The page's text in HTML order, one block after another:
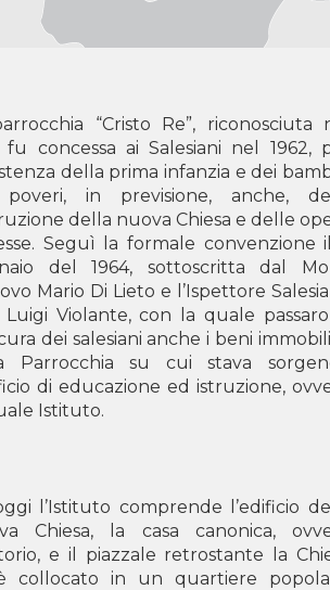
“Cristo Re”, riconosciuta
fu concessa ai Salesiani nel 1962,
della prima infanzia e dei
in previsione, anche,
della nuova Chiesa e delle
Seguì la formale convenzione
del 1964, sottoscritta dal
Mario Di Lieto e l’Ispettore
Luigi Violante, con la quale
dei salesiani anche i beni
Parrocchia su cui stava
di educazione ed istruzione,
Istituto.
l’Istituto comprende l’edificio
Chiesa, la casa canonica,
e il piazzale retrostante la
collocato in un quartiere